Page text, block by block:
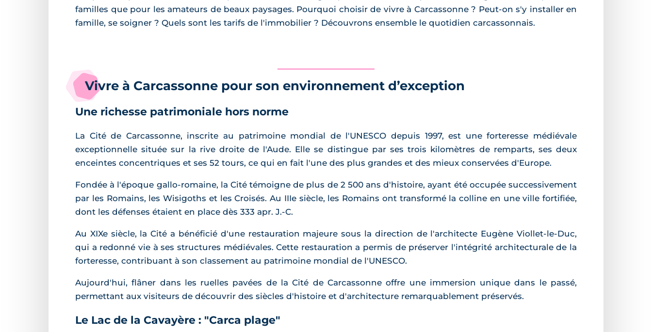
familles que pour les amateurs de beaux paysages. Pourquoi choisir de vivre à Carcassonne ? Peut-on s'y installer en
famille, se soigner ? Quels sont les tarifs de l'immobilier ? Découvrons ensemble le quotidien carcassonnais.
Vivre à Carcassonne pour son environnement d’exception
Une richesse patrimoniale hors norme
La Cité de Carcassonne, inscrite au patrimoine mondial de l'UNESCO depuis 1997, est une forteresse médiévale
exceptionnelle située sur la rive droite de l'Aude. Elle se distingue par ses trois kilomètres de remparts, ses deux
enceintes concentriques et ses 52 tours, ce qui en fait l'une des plus grandes et des mieux conservées d'Europe.
Fondée à l'époque gallo-romaine, la Cité témoigne de plus de 2 500 ans d'histoire, ayant été occupée successivement
par les Romains, les Wisigoths et les Croisés. Au IIIe siècle, les Romains ont transformé la colline en une ville fortifiée,
dont les défenses étaient en place dès 333 apr. J.-C.
Au XIXe siècle, la Cité a bénéficié d'une restauration majeure sous la direction de l'architecte Eugène Viollet-le-Duc,
qui a redonné vie à ses structures médiévales. Cette restauration a permis de préserver l'intégrité architecturale de la
forteresse, contribuant à son classement au patrimoine mondial de l'UNESCO.
Aujourd'hui, flâner dans les ruelles pavées de la Cité de Carcassonne offre une immersion unique dans le passé,
permettant aux visiteurs de découvrir des siècles d'histoire et d'architecture remarquablement préservés.
Le Lac de la Cavayère : "Carca plage"